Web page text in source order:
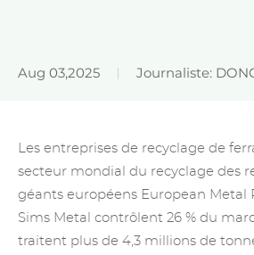
Aug 03,2025 Journaliste:
Les entreprises de recyclage de
secteur mondial du recyclage des
géants européens European Metal
Sims Metal contrôlent 26 % du
traitent plus de 4,3 millions de